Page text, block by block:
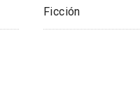
Ficción